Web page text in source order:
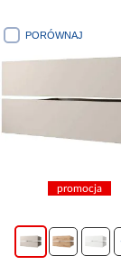
PORÓWNAJ
promocja